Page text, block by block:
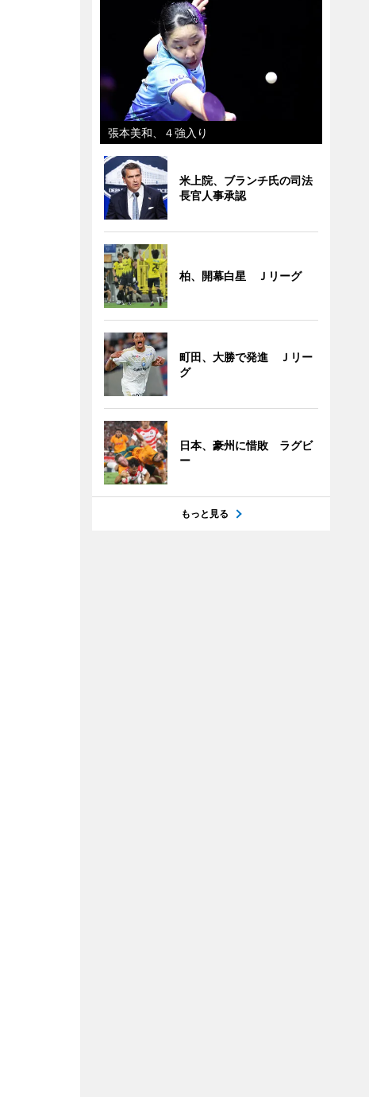
張本美和、４強入り
米上院、ブランチ氏の司法
長官人事承認
柏、開幕白星 Ｊリーグ
町田、大勝で発進 Ｊリー
グ
日本、豪州に惜敗 ラグビ
ー
もっと見る